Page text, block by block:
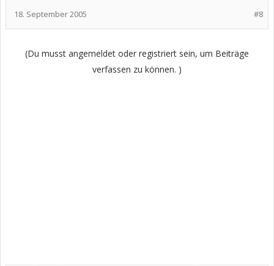
#8
18. September 2005
(Du musst angemeldet oder registriert sein, um Beiträge
verfassen zu können. )